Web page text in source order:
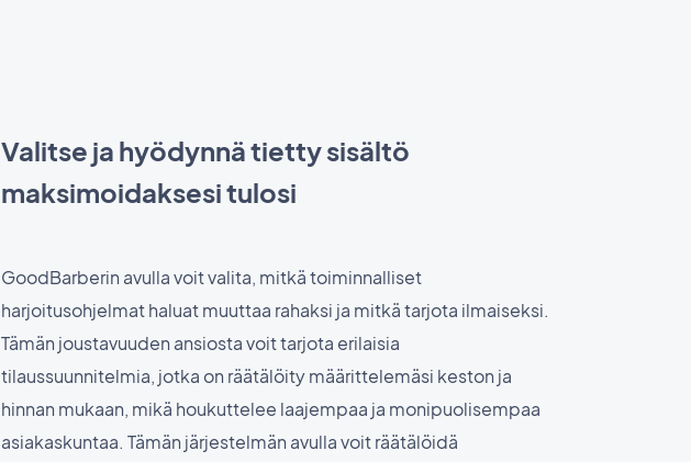
Valitse ja hyödynnä tietty sisältö
maksimoidaksesi tulosi
GoodBarberin avulla voit valita, mitkä toiminnalliset
harjoitusohjelmat haluat muuttaa rahaksi ja mitkä tarjota ilmaiseksi.
Tämän joustavuuden ansiosta voit tarjota erilaisia
tilaussuunnitelmia, jotka on räätälöity määrittelemäsi keston ja
hinnan mukaan, mikä houkuttelee laajempaa ja monipuolisempaa
asiakaskuntaa. Tämän järjestelmän avulla voit räätälöidä